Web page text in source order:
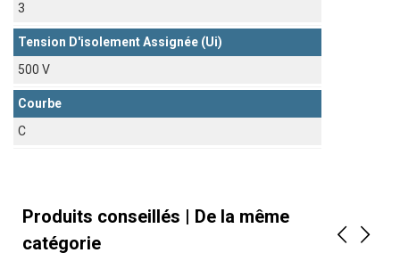
3
Tension D'isolement Assignée (Ui)
500 V
Courbe
C
Produits conseillés | De la même
catégorie